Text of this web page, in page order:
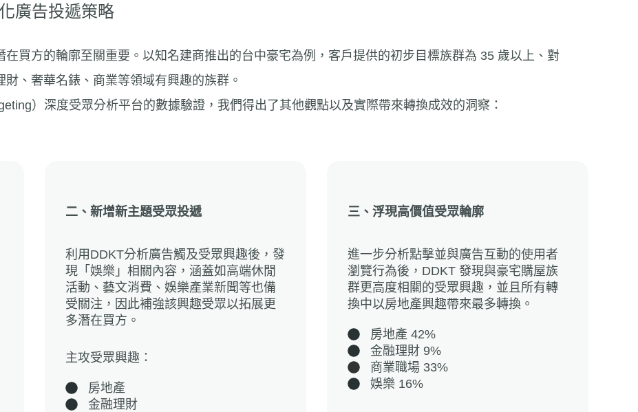
廣告投遞策略
買方的輪廓至關重要。以知名建商推出的台中豪宅為例，客戶提供的初步目標族群為 35 歲以上、對
、奢華名錶、商業等領域有興趣的族群。
）深度受眾分析平台的數據驗證，我們得出了其他觀點以及實際帶來轉換成效的洞察：
二、新增新主題受眾投遞
利用DDKT分析廣告觸及受眾興趣後，發
現「娛樂」相關內容，涵蓋如高端休閒
活動、藝文消費、娛樂產業新聞等也備
受關注，因此補強該興趣受眾以拓展更
多潛在買方。
主攻受眾興趣：
房地產
金融理財
三、浮現高價值受眾輪廓
進一步分析點擊並與廣告互動的使用者
瀏覽行為後，DDKT 發現與豪宅購屋族
群更高度相關的受眾興趣，並且所有轉
換中以房地產興趣帶來最多轉換。
房地產 42%
金融理財 9%
商業職場 33%
娛樂 16%